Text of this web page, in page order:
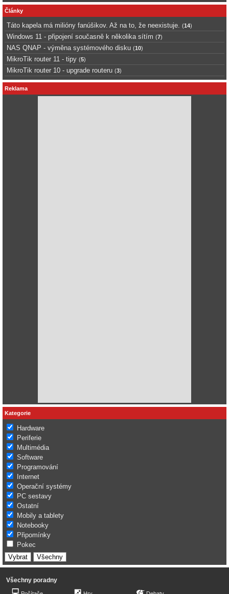
Články
Táto kapela má milióny fanúšikov. Až na to, že neexistuje. (14)
Windows 11 - připojení současně k několika sítím (7)
NAS QNAP - výměna systémového disku (10)
MikroTik router 11 - tipy (5)
MikroTik router 10 - upgrade routeru (3)
Reklama
Kategorie
Hardware
Periferie
Multimédia
Software
Programování
Internet
Operační systémy
PC sestavy
Ostatní
Mobily a tablety
Notebooky
Připomínky
Pokec
Všechny poradny